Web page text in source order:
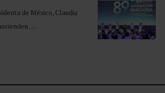
de México, Claudia
…